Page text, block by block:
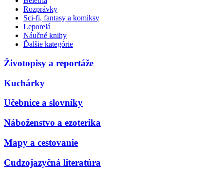
Rozprávky
Sci-fi, fantasy a komiksy
Leporelá
Náučné knihy
Ďalšie kategórie
Životopisy a reportáže
Kuchárky
Učebnice a slovníky
Náboženstvo a ezoterika
Mapy a cestovanie
Cudzojazyčná literatúra